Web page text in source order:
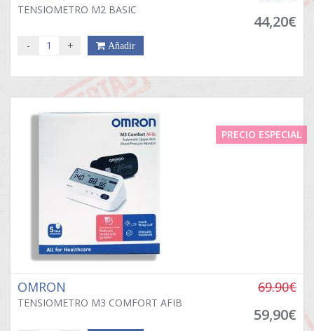
TENSIOMETRO M2 BASIC
44,20€
- + Añadir
PRECIO ESPECIAL
OMRON
TENSIOMETRO M3 COMFORT AFIB
69.90€
59,90€